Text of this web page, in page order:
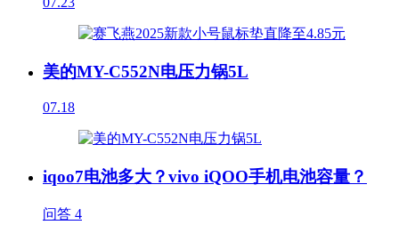
美的MY-C552N电压力锅5L
07.18
iqoo7电池多大？vivo iQOO手机电池容量？
问答 4